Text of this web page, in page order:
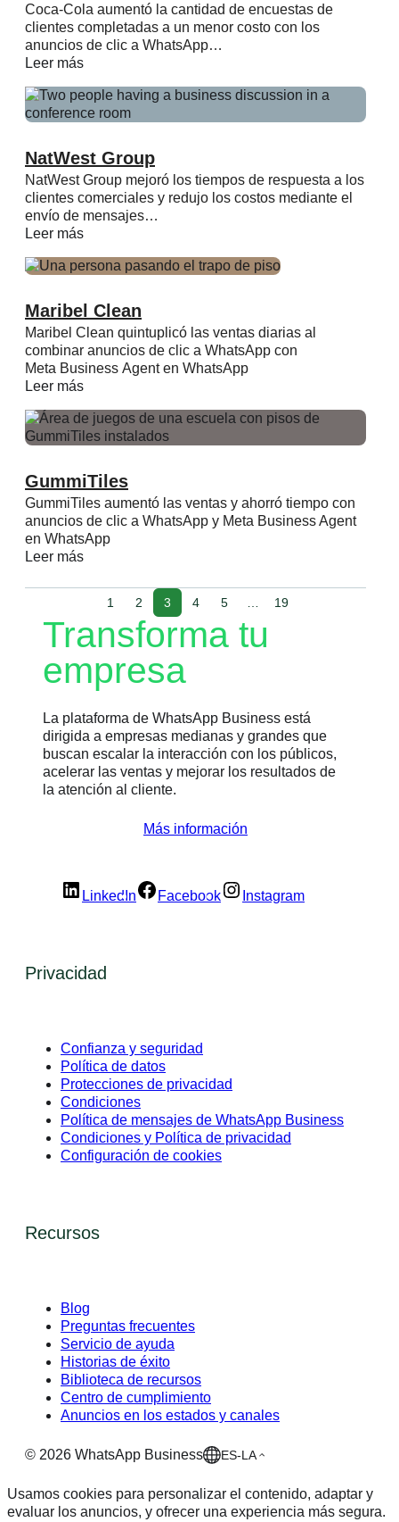
Coca-Cola aumentó la cantidad de encuestas de
clientes completadas a un menor costo con los
anuncios de clic a WhatsApp…
Leer más
NatWest Group
NatWest Group mejoró los tiempos de respuesta a los
clientes comerciales y redujo los costos mediante el
envío de mensajes…
Leer más
Maribel Clean
Maribel Clean quintuplicó las ventas diarias al
combinar anuncios de clic a WhatsApp con
Meta Business Agent en WhatsApp
Leer más
GummiTiles
GummiTiles aumentó las ventas y ahorró tiempo con
anuncios de clic a WhatsApp y Meta Business Agent
en WhatsApp
Leer más
1 2 3 4 5 19
Transforma tu
empresa
La plataforma de WhatsApp Business está
dirigida a empresas medianas y grandes que
buscan escalar la interacción con los públicos,
acelerar las ventas y mejorar los resultados de
la atención al cliente.
Más información
LinkedIn Facebook Instagram
Privacidad
Confianza y seguridad
Política de datos
Protecciones de privacidad
Condiciones
Política de mensajes de WhatsApp Business
Condiciones y Política de privacidad
Configuración de cookies
Recursos
Blog
Preguntas frecuentes
Servicio de ayuda
Historias de éxito
Biblioteca de recursos
Centro de cumplimiento
Anuncios en los estados y canales
© 2026 WhatsApp Business ES-LA
Usamos cookies para personalizar el contenido, adaptar y
evaluar los anuncios, y ofrecer una experiencia más segura.